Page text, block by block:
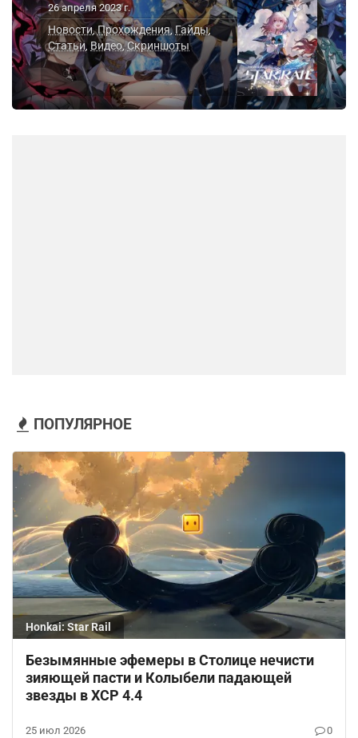
26 апреля 2023 г.
Новости,Прохождения, Гайды,
Статьи, Видео,Скриншоты
ПОПУЛЯРНОЕ
Honkai: Star Rail
Безымянные эфемеры в Столице нечисти
зияющей пасти и Колыбели падающей
звезды в ХСР 4.4
25 июл 2026 0